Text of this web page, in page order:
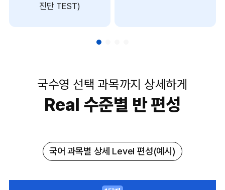
진단 TEST)
국수영 선택 과목까지 상세하게
Real 수준별 반 편성
국어 과목별 상세 Level 편성(예시)